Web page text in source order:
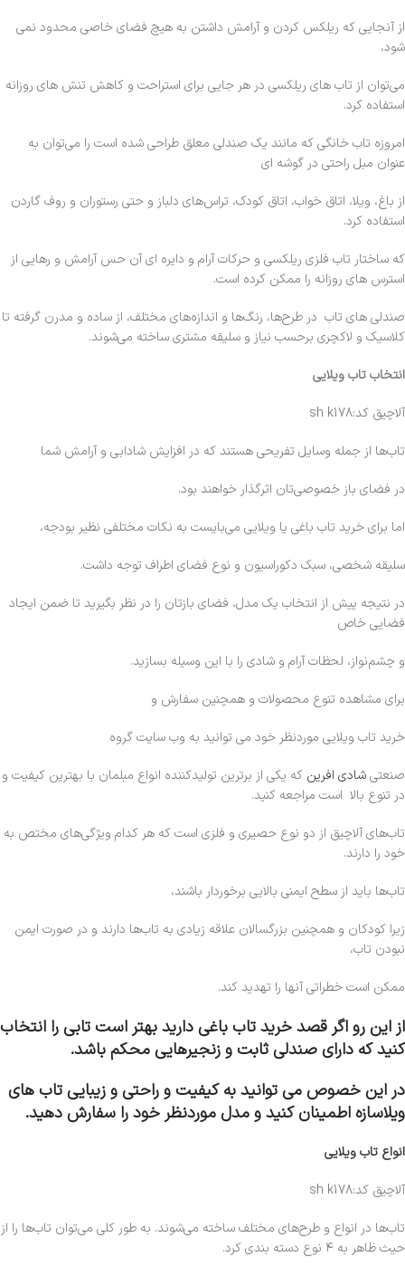
از آنجایی که ریلکس کردن و آرامش داشتن به هیچ فضای خاصی محدود نمی
شود،
می‌توان از تاب های ریلکسی در هر جایی برای استراحت و کاهش تنش های روزانه
استفاده کرد.
امروزه تاب خانگی که مانند یک صندلی معلق طراحی شده است را می‌توان به
عنوان مبل راحتی در گوشه ای
از باغ، ویلا، اتاق خواب، اتاق کودک، تراس‌های دلباز و حتی رستوران و روف گاردن
استفاده کرد.
که ساختار تاب فلزی ریلکسی و حرکات آرام و دایره ای آن حس آرامش و رهایی از
استرس های روزانه را ممکن کرده است.
صندلی های تاب در طرح‌ها، رنگ‌ها و اندازه‌های مختلف، از ساده و مدرن گرفته تا
کلاسیک و لاکچری برحسب نیاز و سلیقه مشتری ساخته می‌شوند.
انتخاب تاب ویلایی
آلاچیق کد:sh k178
تاب‌ها از جمله وسایل تفریحی هستند که در افزایش شادابی و آرامش شما
در فضای باز خصوصی‌تان اثرگذار خواهند بود.
اما برای خرید تاب باغی یا ویلایی می‌بایست به نکات مختلفی نظیر بودجه،
سلیقه شخصی، سبک دکوراسیون و نوع فضای اطراف توجه داشت.
در نتیجه پیش از انتخاب یک مدل، فضای بازتان را در نظر بگیرید تا ضمن ایجاد
فضایی خاص
و چشم‌نواز، لحظات آرام و شادی را با این وسیله بسازید.
برای مشاهده تنوع محصولات و همچنین سفارش و
خرید تاب ویلایی موردنظر خود می توانید به وب سایت گروه
صنعتیشادی افرین که یکی از برترین تولیدکننده انواع مبلمان با بهترین کیفیت و
در تنوع بالا است مراجعه کنید.
تاب‌های آلاچیق از دو نوع حصیری و فلزی است که هر کدام ویژگی‌های مختص به
خود را دارند.
تاب‌ها باید از سطح ایمنی بالایی برخوردار باشند،
زیرا کودکان و همچنین بزرگسالان علاقه زیادی به تاب‌ها دارند و در صورت ایمن
نبودن تاب،
ممکن است خطراتی آنها را تهدید کند.
از این رو اگر قصد خرید تاب باغی دارید بهتر است تابی را انتخاب
کنید که دارای صندلی ثابت و زنجیرهایی محکم باشد.
در این خصوص می توانید به کیفیت و راحتی و زیبایی تاب های
ویلاسازه اطمینان کنید و مدل موردنظر خود را سفارش دهید.
انواع تاب ویلایی
آلاچیق کد:sh k178
تاب‌ها در انواع و طرح‌های مختلف ساخته می‌شوند. به طور کلی می‌توان تاب‌ها را از
حیث ظاهر به ۴ نوع دسته بندی کرد.